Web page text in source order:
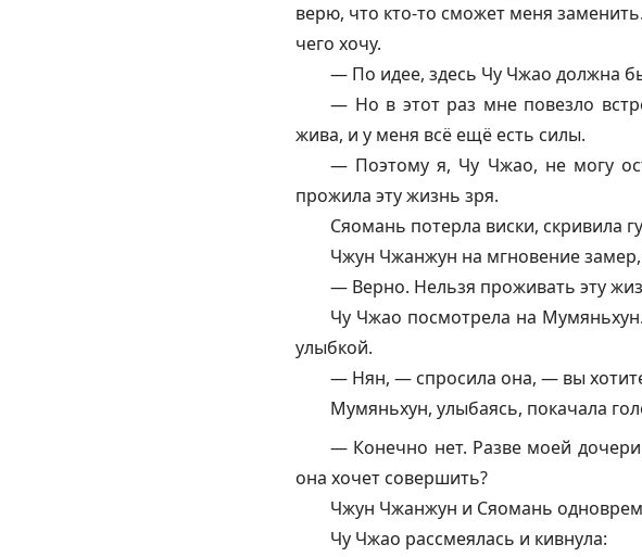
верю, что кто-то сможет меня
чего хочу.
— По идее, здесь Чу Чжао должна
— Но в этот раз мне повезло
жива, и у меня всё ещё есть силы.
— Поэтому я, Чу Чжао, не могу
прожила эту жизнь зря.
Сяомань потерла виски, скривила
Чжун Чжанжун на мгновение замер,
— Верно. Нельзя проживать эту
Чу Чжао посмотрела на
улыбкой.
— Нян, — спросила она, — вы
Мумяньхун, улыбаясь, покачала
— Конечно нет. Разве моей
она хочет совершить?
Чжун Чжанжун и Сяомань
Чу Чжао рассмеялась и кивнула: